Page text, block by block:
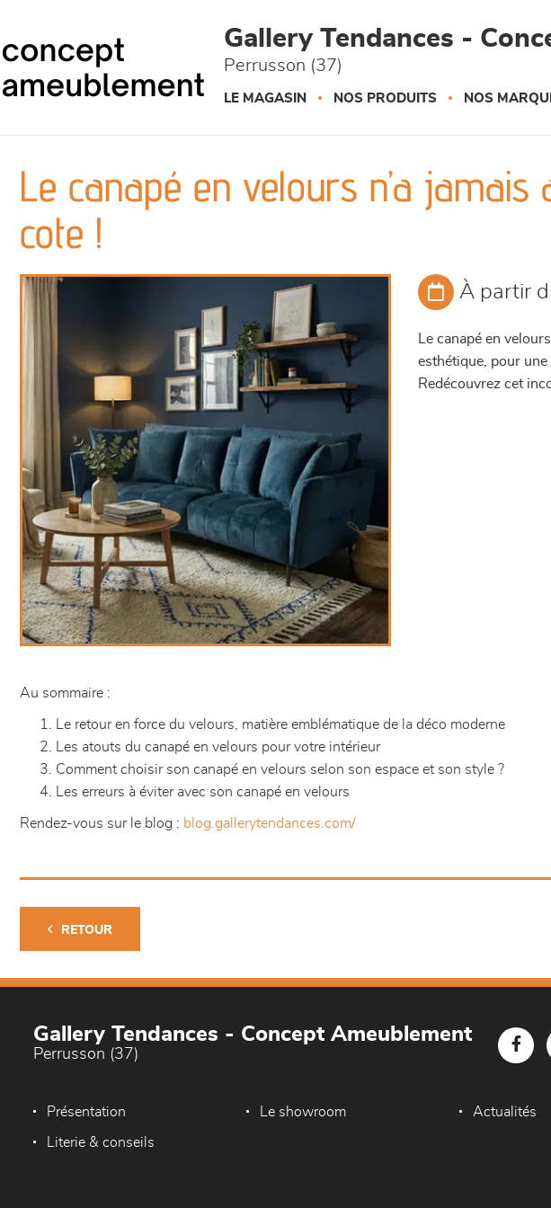
Gallery Tendances -
Perrusson (37)
LE MAGASIN NOS PRODUITS NOS
Le canapé en velours n’a jamais
cote !
À partir
Le canapé en
esthétique, pour une
Redécouvrez cet
Au sommaire :
Le retour en force du velours, matière emblématique de la déco moderne
Les atouts du canapé en velours pour votre intérieur
Comment choisir son canapé en velours selon son espace et son style ?
Les erreurs à éviter avec son canapé en velours
Rendez-vous sur le blog : blog.gallerytendances.com/
RETOUR
Gallery Tendances - Concept Ameublement
Perrusson (37)
Présentation Le showroom Actualités
Literie & conseils